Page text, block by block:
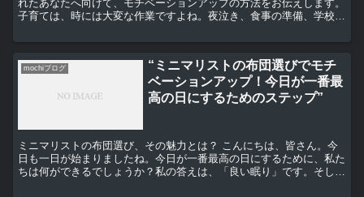
れたあなたへ向けて、モチベーションアップの方法をお伝えします。
子育ては、時には大変な作業ですよね。夜泣き、食事の準備、学校の
mochiブログ
“ミニマリストの布団選びでモチ
ベーションアップ！今日が一番最
高の日にするためのステップ”
ミニマリストの布団選び、その魅力とは？ こんにちは、皆さん。今
日も一日が始まりましたね。今日が一番最高の日にするために、私た
ちは何ができるでしょうか？私の答えは、「良い眠り」です。そし